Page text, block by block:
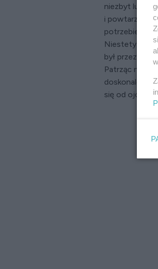
niezbyt
i powtarzał,
potrzebie.
Niestety
był przez
Patrząc na ich
doskonale.
się od ojca. A